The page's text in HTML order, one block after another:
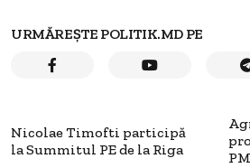
URMĂREȘTE POLITIK.MD PE
Nicolae Timofti participă
la Summitul PE de la Riga